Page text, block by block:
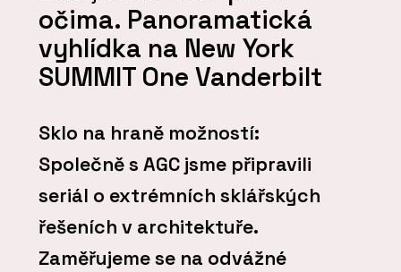
očima. Panoramatická
vyhlídka na New York
SUMMIT One Vanderbilt
Sklo na hraně možností:
Společně s AGC jsme připravili
seriál o extrémních sklářských
řešeních v architektuře.
Zaměřujeme se na odvážné